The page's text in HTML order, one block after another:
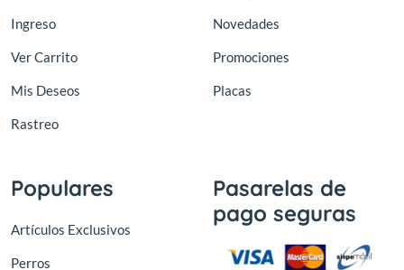
Ingreso
Ver Carrito
Mis Deseos
Rastreo
Novedades
Promociones
Placas
Populares
Artículos Exclusivos
Perros
Pasarelas de
pago seguras